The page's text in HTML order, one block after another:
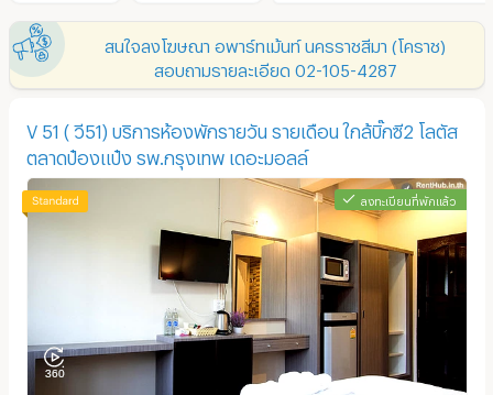
สนใจลงโฆษณา อพาร์ทเม้นท์ นครราชสีมา (โคราช)
สอบถามรายละเอียด 02-105-4287
V 51 ( วี51) บริการห้องพักรายวัน รายเดือน ใกล้บิ๊กซี2 โลตัส
ตลาดป๋องแป๋ง รพ.กรุงเทพ เดอะมอลล์
ลงทะเบียนที่พักแล้ว